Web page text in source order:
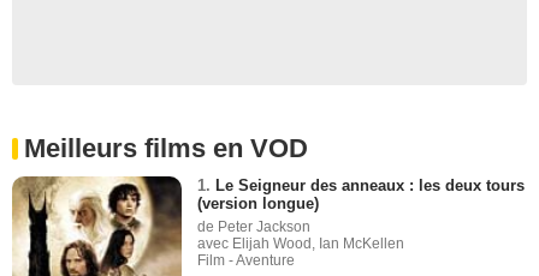
Meilleurs films en VOD
1. Le Seigneur des anneaux : les deux tours
(version longue)
de Peter Jackson
avec Elijah Wood, Ian McKellen
Film - Aventure